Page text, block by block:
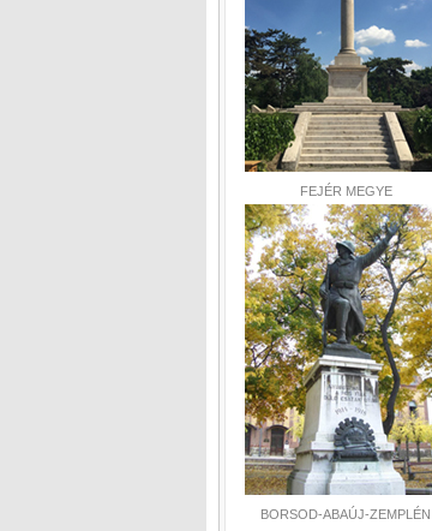
FEJÉR MEGYE
BORSOD-ABAÚJ-ZEMPLÉN